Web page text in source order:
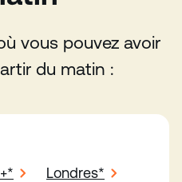
vous pouvez avoir
du matin :
Londres*